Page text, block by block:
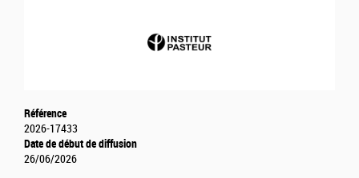
Référence
2026-17433
Date de début de diffusion
26/06/2026